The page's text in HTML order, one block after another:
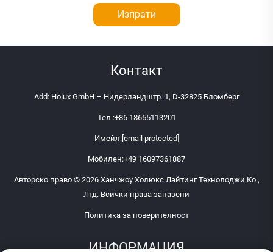
Изпрати
Контакт
Add: Holux GmbH – Нидерландштр. 1, D-32825 Бломберг
Тел.:+86 18655113201
Имейл:[email protected]
Мобилен:+49 16097361887
Авторско право © 2026 Ханчжоу Холюкс Лайтинг Технолоджи Ко.,
Лтд. Всички права запазени
Политика за поверителност
ИНФОРМАЦИЯ